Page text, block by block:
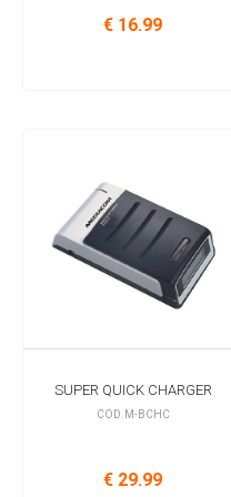
€ 16.99
SUPER QUICK CHARGER
COD.M-BCHC
€ 29.99